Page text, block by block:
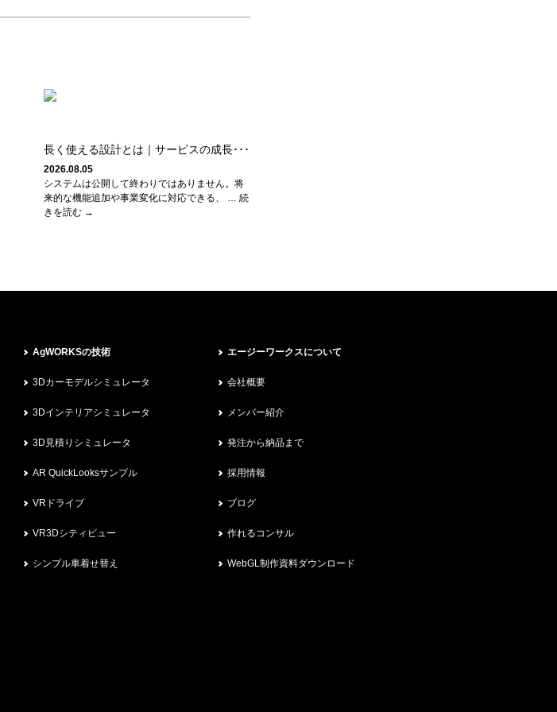
長く使える設計とは｜サービスの成長･･･
2026.08.05
システムは公開して終わりではありません。将
来的な機能追加や事業変化に対応できる、 … 続
きを読む →
AgWORKSの技術
3Dカーモデルシミュレータ
3Dインテリアシミュレータ
3D見積りシミュレータ
AR QuickLooksサンプル
VRドライブ
VR3Dシティビュー
シンプル車着せ替え
エージーワークスについて
会社概要
メンバー紹介
発注から納品まで
採用情報
ブログ
作れるコンサル
WebGL制作資料ダウンロード